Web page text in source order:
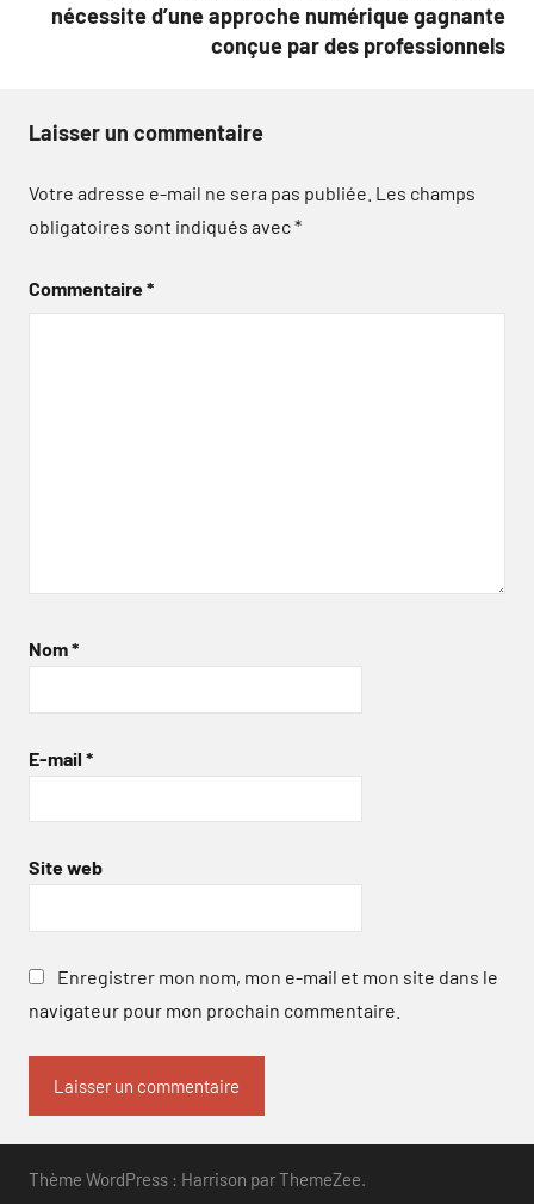
nécessite d’une approche numérique gagnante
conçue par des professionnels
Laisser un commentaire
Votre adresse e-mail ne sera pas publiée. Les champs
obligatoires sont indiqués avec*
Commentaire*
Nom*
E-mail *
Site web
Enregistrer mon nom, mon e-mail et mon site dans le
navigateur pour mon prochain commentaire.
Thème WordPress : Harrison par ThemeZee.